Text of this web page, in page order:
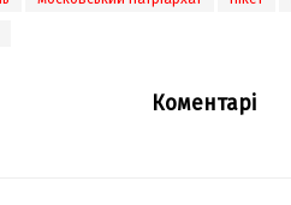
Коментарі